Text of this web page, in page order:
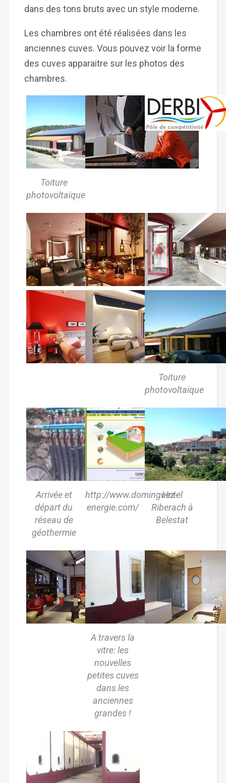
dans des tons bruts avec un style moderne.
Les chambres ont été réalisées dans les
anciennes cuves. Vous pouvez voir la forme
des cuves apparaitre sur les photos des
chambres.
Toiture
photovoltaïque
Toiture
photovoltaïque
Arrivée et
départ du
réseau de
géothermie
http://www.dominguez-
energie.com/
Hotel
Riberach à
Belestat
A travers la
vitre: les
nouvelles
petites cuves
dans les
anciennes
grandes !